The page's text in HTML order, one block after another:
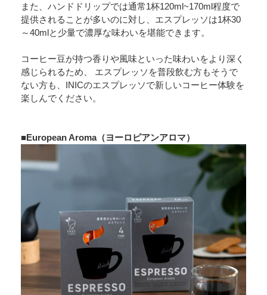
また、ハンドドリップでは通常1杯120ml~170ml程度で
提供されることが多いのに対し、エスプレッソは1杯30
～40mlと少量で濃厚な味わいを堪能できます。
コーヒー豆が持つ香りや風味といった味わいをより深く
感じられるため、 エスプレッソを普段飲む方もそうで
ない方も、INICのエスプレッソで新しいコーヒー体験を
楽しんでください。
■European Aroma（ヨーロピアンアロマ）